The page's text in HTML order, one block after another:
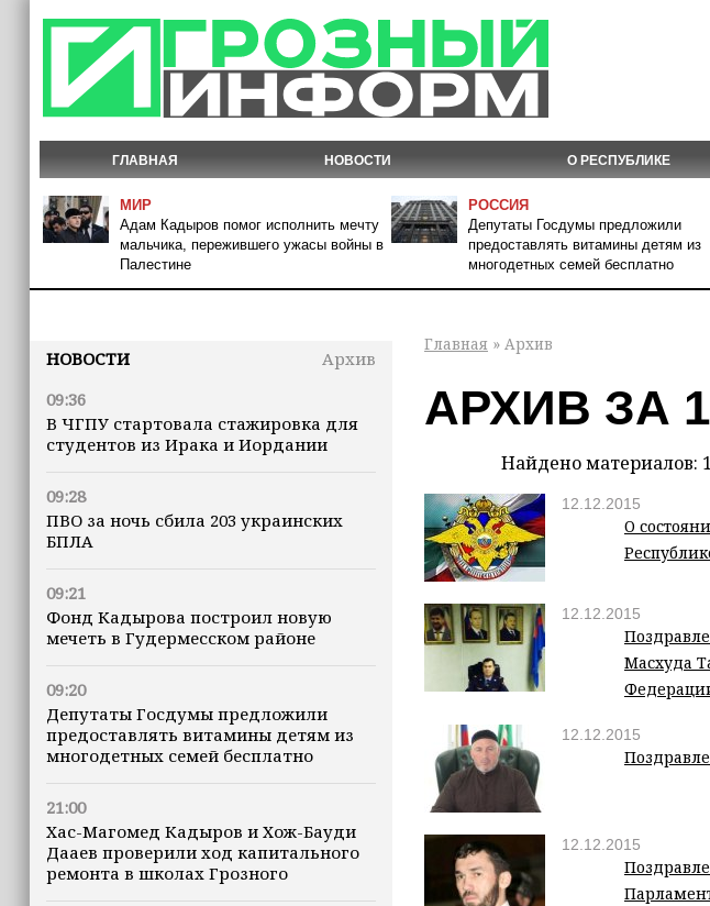
ГЛАВНАЯ НОВОСТИ О РЕСПУБЛИКЕ
МИР
Адам Кадыров помог исполнить мечту
мальчика, пережившего ужасы войны в
Палестине
РОССИЯ
Депутаты Госдумы предложили
предоставлять витамины детям из
многодетных семей бесплатно
НОВОСТИ
Архив
09:36
В ЧГПУ стартовала стажировка для
студентов из Ирака и Иордании
09:28
ПВО за ночь сбила 203 украинских
БПЛА
09:21
Фонд Кадырова построил новую
мечеть в Гудермесском районе
09:20
Депутаты Госдумы предложили
предоставлять витамины детям из
многодетных семей бесплатно
21:00
Хас-Магомед Кадыров и Хож-Бауди
Дааев проверили ход капитального
ремонта в школах Грозного
Главная » Архив
АРХИВ ЗА
Найдено материалов:
12.12.2015
О
12.12.2015
Масхуда
12.12.2015
12.12.2015